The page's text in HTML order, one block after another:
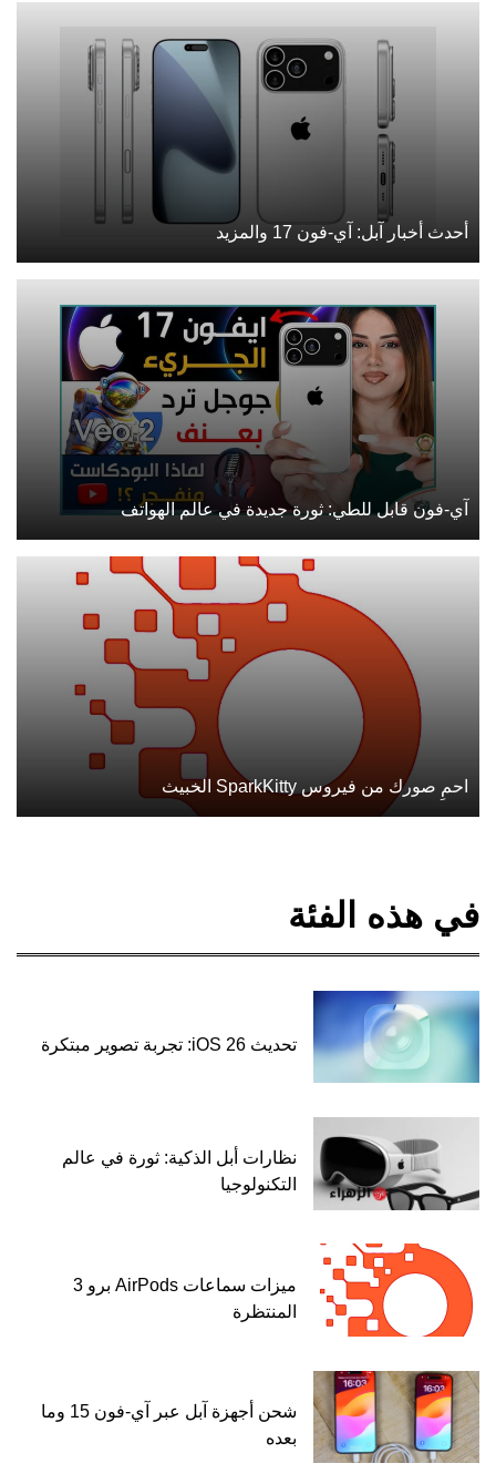
أحدث أخبار آبل: آي-فون 17 والمزيد
آي-فون قابل للطي: ثورة جديدة في عالم الهواتف
احمِ صورك من فيروس SparkKitty الخبيث
في هذه الفئة
تحديث iOS 26: تجربة تصوير مبتكرة
نظارات أبل الذكية: ثورة في عالم
التكنولوجيا
ميزات سماعات AirPods برو 3
المنتظرة
شحن أجهزة آبل عبر آي-فون 15 وما
بعده